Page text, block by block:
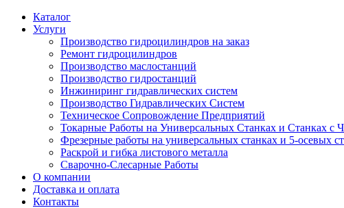
Каталог
Услуги
Производство гидроцилиндров на заказ
Ремонт гидроцилиндров
Производство маслостанций
Производство гидростанций
Инжиниринг гидравлических систем
Производство Гидравлических Систем
Техническое Сопровождение Предприятий
Токарные Работы на Универсальных Станках и Станках с
Фрезерные работы на универсальных станках и 5-осевых
Раскрой и гибка листового металла
Сварочно-Слесарные Работы
О компании
Доставка и оплата
Контакты